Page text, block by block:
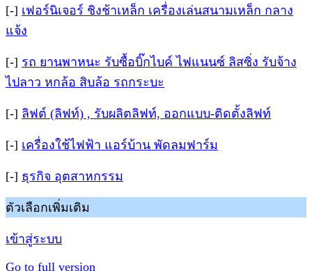
[-] เฟอร์นิเจอร์ ชิงช้าเหล็ก เครื่องเล่นสนามเหล็ก กลาง
แจ้ง
[-] รถ ยานพาหนะ รับซื้อบิ๊กไบค์ ไฟแนนซ์ ลิสซิ่ง รับจ้าง
ไปลาว หกล้อ สิบล้อ รถกระบะ
[-] ลิฟต์ (ลิฟท์) , รับผลิตลิฟท์, ออกแบบ-ติดตั้งลิฟท์
[-] เครื่องใช้ไฟฟ้า แอร์บ้าน พัดลมฟาร์ม
[-] ธุรกิจ อุตสาหกรรม
ตัวเลือกเพิ่มเติม
เข้าสู่ระบบ
Go to full version